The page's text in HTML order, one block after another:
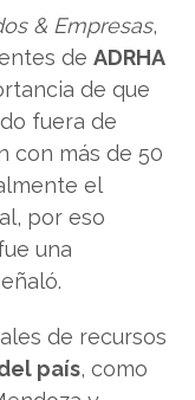
& Empresas,
de ADRHA
de que
fuera de
con más de 50
el
por eso
una
de recursos
país, como